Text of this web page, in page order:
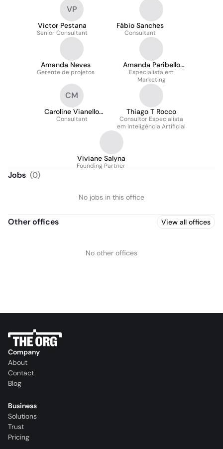
VP
Victor Pestana
Senior Consultant
Fábio Sanches
Consultant
Amanda Neves
Gerente de projetos
Amanda Paribello
Mantovani
Especialista em
Marketing
CM
Caroline Vianello
Martins
Consultant
Thiago T Rocco
Consultor Especialista
em Inteligência Artificial
Viviane Salyna
Founding Partner
Jobs (0)
No jobs in this office
Other offices View all offices
No other offices
Company
About
Contact
Blog
Business
Solutions
Trust
Pricing